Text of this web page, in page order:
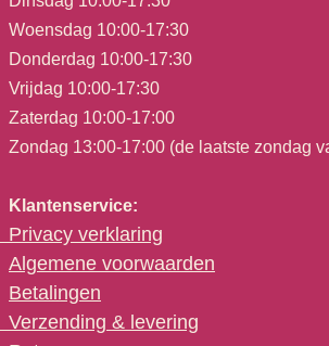
Woensdag 10:00-17:30
Donderdag 10:00-17:30
Vrijdag 10:00-17:30
Zaterdag 10:00-17:00
Zondag 13:00-17:00 (de laatste zondag
Klantenservice:
Privacy verklaring
Algemene voorwaarden
Betalingen
Verzending & levering